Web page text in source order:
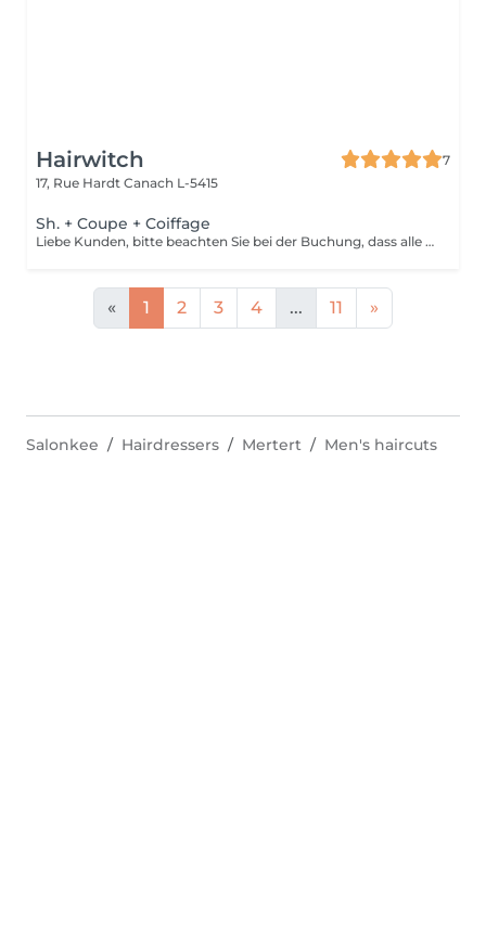
Hairwitch
7
17, Rue Hardt Canach L-5415
Sh. + Coupe + Coiffage
Liebe Kunden, bitte beachten Sie bei der Buchung, dass alle Haarschnitte die in Richtung Barberschnitt gehen mit 50 euro verbucht werden(wegen Zeitaufwand) Wir bitten um Verständnis!!!
« 1 2 3 4 ... 11 »
Salonkee Hairdressers Mertert Men's haircuts